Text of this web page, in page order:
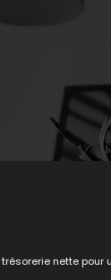
nette pour